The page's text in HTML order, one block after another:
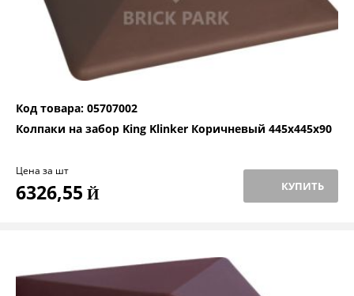
Код товара: 05707002
Колпаки на забор King Klinker Коричневый 445x445x90
Цена за шт
6326,55 Й КУПИТЬ